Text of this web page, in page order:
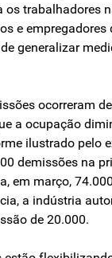
os trabalhadores
e empregadores
generalizar
ocorreram
a ocupação
ilustrado pelo
demissões na
em março,
a indústria
de 20.000.